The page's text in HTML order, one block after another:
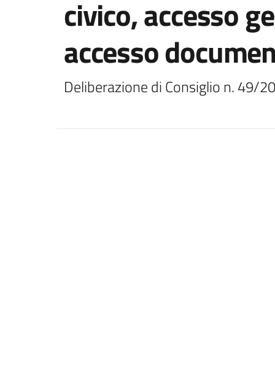
civico, accesso
accesso
Deliberazione di Consiglio n. 49/